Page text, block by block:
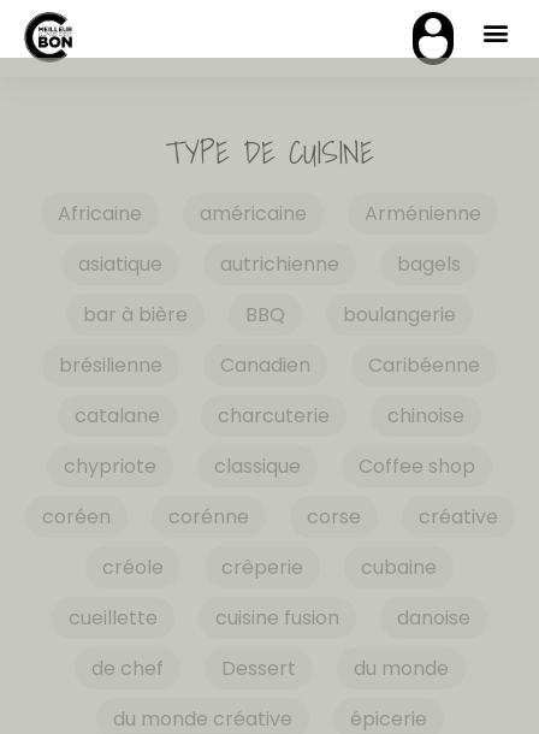
TYPE DE CUISINE
Africaine américaine
Arménienne
asiatique
autrichienne
bagels
bar à bière
BBQ
boulangerie
brésilienne
Canadien
Caribéenne
catalane
charcuterie
chinoise
chypriote
classique
Coffee shop
coréen
corénne corse
créative
créole
crêperie
cubaine
cueillette
cuisine fusion
danoise
de chef
Dessert
du monde
du monde créative
épicerie